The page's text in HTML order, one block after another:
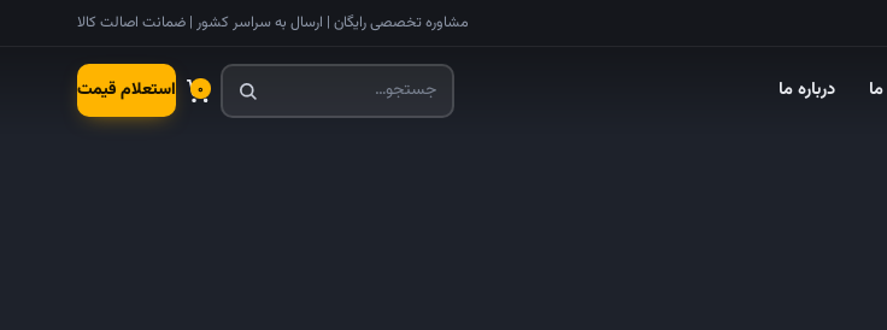
مشاوره تخصصی رایگان | ارسال به سراسر کشور | ضمانت اصالت کالا
درباره ما ۰ استعلام قیمت